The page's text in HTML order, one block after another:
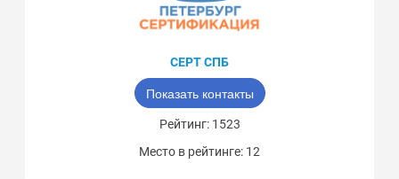
СЕРТ СПБ
Показать контакты
Рейтинг: 1523
Место в рейтинге: 12